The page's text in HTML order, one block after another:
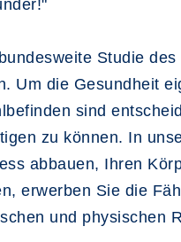
Studie
Um die Gesundheit
sind
zu können. In
abbauen, Ihren
erwerben Sie die
und physischen